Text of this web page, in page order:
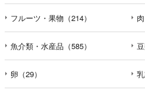
フルーツ・果物（214）
魚介類・水産品（585）
卵（29）